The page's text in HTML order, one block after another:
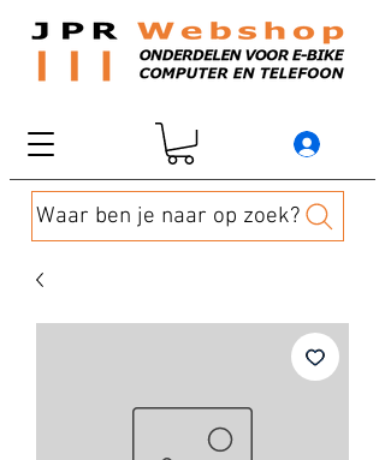
Waar ben je naar op zoek?